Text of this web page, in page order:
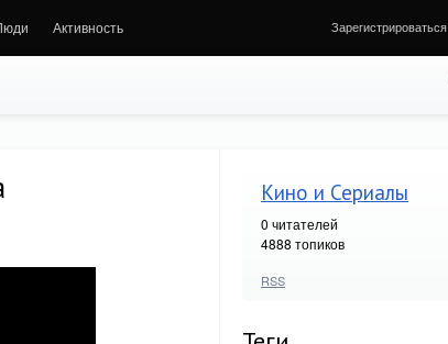
Активность Зарегистрироваться
Кино и Сериалы
0 читателей
4888 топиков
RSS